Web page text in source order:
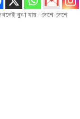
বুঝা যায়। দেশে দেশে